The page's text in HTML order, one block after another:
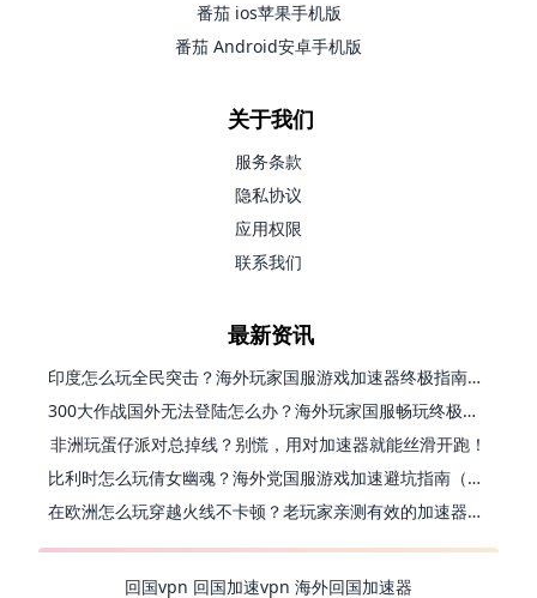
番茄 ios苹果手机版
番茄 Android安卓手机版
关于我们
服务条款
隐私协议
应用权限
联系我们
最新资讯
印度怎么玩全民突击？海外玩家国服游戏加速器终极指南（附原神延迟优化+精灵之境加速器选择）
300大作战国外无法登陆怎么办？海外玩家国服畅玩终极指南（附实测推荐）
非洲玩蛋仔派对总掉线？别慌，用对加速器就能丝滑开跑！
比利时怎么玩倩女幽魂？海外党国服游戏加速避坑指南（附实测推荐）
在欧洲怎么玩穿越火线不卡顿？老玩家亲测有效的加速器选择指南
回国vpn 回国加速vpn 海外回国加速器